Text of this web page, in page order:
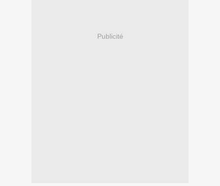
Publicité